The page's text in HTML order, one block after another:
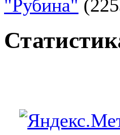
"Рубина"